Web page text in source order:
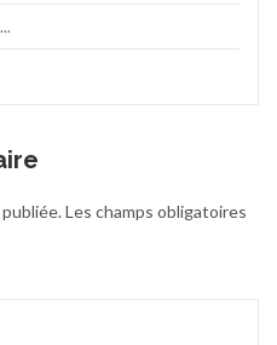
...
Les champs obligatoires